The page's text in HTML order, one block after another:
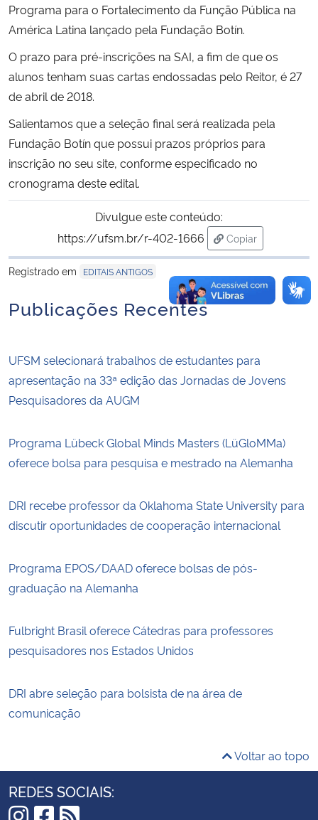
Planalto
Programa para o Fortalecimento da Função Pública na
América Latina lançado pela Fundação Botín.
O prazo para pré-inscrições na SAI, a fim de que os
alunos tenham suas cartas endossadas pelo Reitor, é 27
de abril de 2018.
Salientamos que a seleção final será realizada pela
Fundação Botín que possui prazos próprios para
inscrição no seu site, conforme especificado no
cronograma desteedital.
Divulgue este conteúdo:
https://ufsm.br/r-402-1666
Copiar
para área de
Registrado em
EDITAIS ANTIGOS
Publicações Recentes
UFSM selecionará trabalhos de estudantes para
apresentação na 33ª edição das Jornadas de Jovens
Pesquisadores da AUGM
Programa Lübeck Global Minds Masters (LüGloMMa)
oferece bolsa para pesquisa e mestrado na Alemanha
DRI recebe professor da Oklahoma State University para
discutir oportunidades de cooperação internacional
Programa EPOS/DAAD oferece bolsas de pós-
graduação na Alemanha
Fulbright Brasil oferece Cátedras para professores
pesquisadores nos Estados Unidos
DRI abre seleção para bolsista de na área de
comunicação
Voltar ao topo
REDES SOCIAIS: